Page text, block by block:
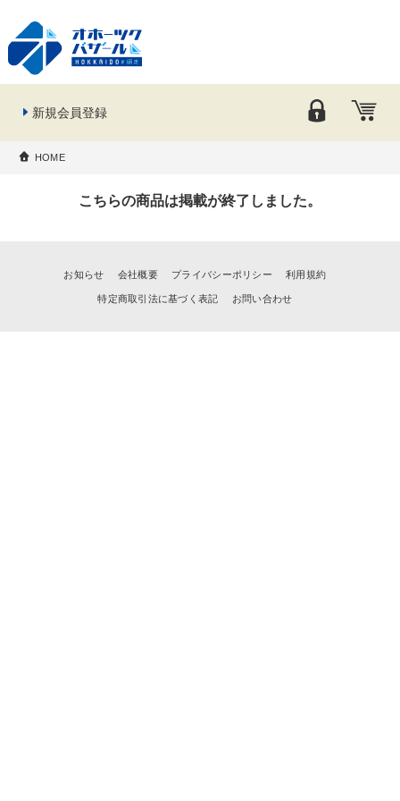
新規会員登録
HOME
こちらの商品は掲載が終了しました。
お知らせ 会社概要 プライバシーポリシー 利用規約
特定商取引法に基づく表記 お問い合わせ